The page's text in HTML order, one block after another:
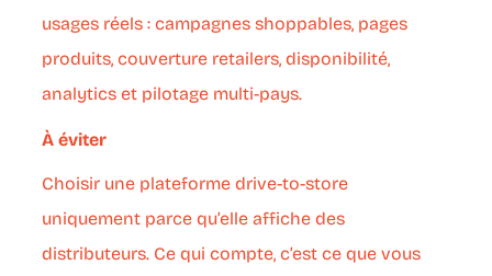
usages réels : campagnes shoppables, pages
produits, couverture retailers, disponibilité,
analytics et pilotage multi-pays.
À éviter
Choisir une plateforme drive-to-store
uniquement parce qu’elle affiche des
distributeurs. Ce qui compte, c’est ce que vous